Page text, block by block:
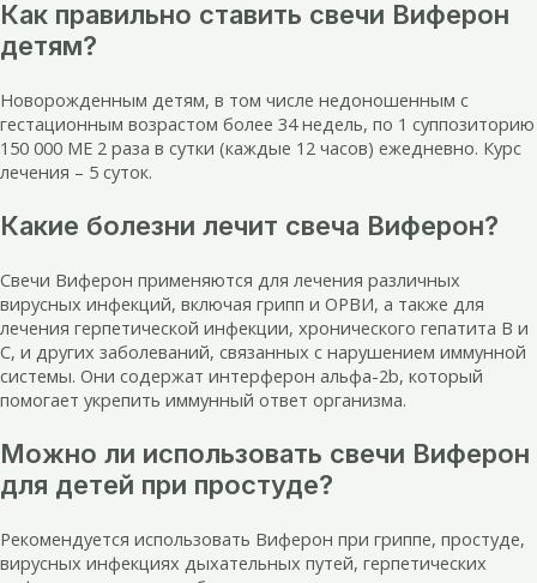
Как правильно ставить свечи Виферон
детям?
Новорожденным детям, в том числе недоношенным с
гестационным возрастом более 34 недель, по 1 суппозиторию
150 000 МЕ 2 раза в сутки (каждые 12 часов) ежедневно. Курс
лечения – 5 суток.
Какие болезни лечит свеча Виферон?
Свечи Виферон применяются для лечения различных
вирусных инфекций, включая грипп и ОРВИ, а также для
лечения герпетической инфекции, хронического гепатита B и
C, и других заболеваний, связанных с нарушением иммунной
системы. Они содержат интерферон альфа-2b, который
помогает укрепить иммунный ответ организма.
Можно ли использовать свечи Виферон
для детей при простуде?
Рекомендуется использовать Виферон при гриппе, простуде,
вирусных инфекциях дыхательных путей, герпетических